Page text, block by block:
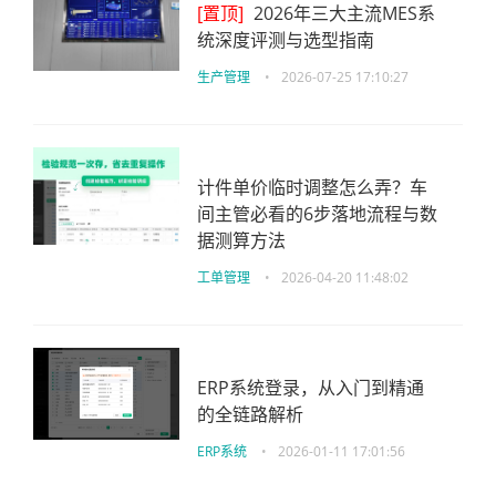
[置顶] 2026年三大主流MES系
统深度评测与选型指南
生产管理 • 2026-07-25 17:10:27
计件单价临时调整怎么弄？车
间主管必看的6步落地流程与数
据测算方法
工单管理 • 2026-04-20 11:48:02
ERP系统登录，从入门到精通
的全链路解析
ERP系统 • 2026-01-11 17:01:56